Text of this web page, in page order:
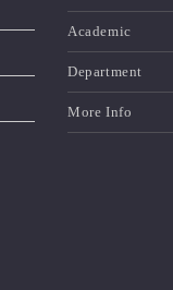
Academic
Department
More Info